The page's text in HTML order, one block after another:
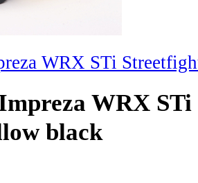
WRX STi
WRX
black